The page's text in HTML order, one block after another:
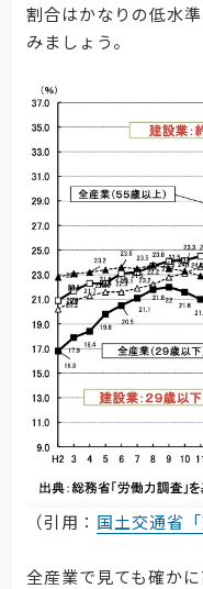
割合はかなりの低水
みましょう。
（引用： 国土交通省
全産業で見ても確か